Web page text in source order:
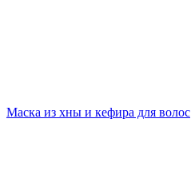
Маска из хны и кефира для волос